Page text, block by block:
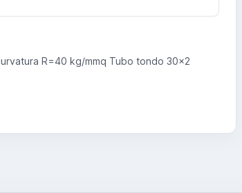
R=40 kg/mmq Tubo tondo 30x2